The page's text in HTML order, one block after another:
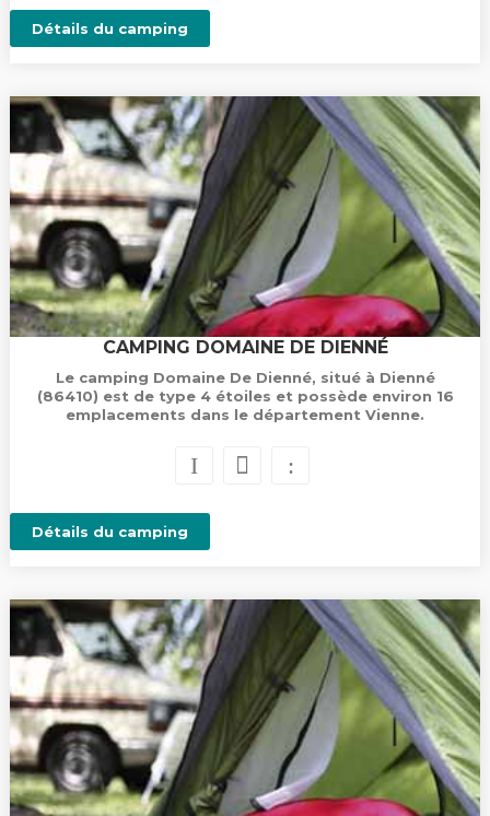
Détails du camping
CAMPING DOMAINE DE DIENNÉ
Le camping Domaine De Dienné, situé à Dienné
(86410) est de type 4 étoiles et possède environ 16
emplacements dans le département Vienne.
Détails du camping